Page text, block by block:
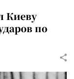
Киеву
по